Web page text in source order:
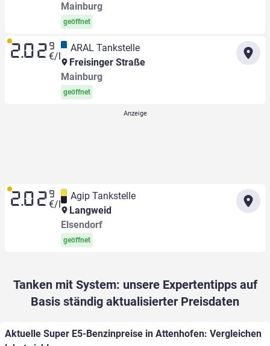
Mainburg
geöffnet
2.02 9
€/l
ARAL Tankstelle
Freisinger Straße
Mainburg
geöffnet
2.02 9
€/l
Agip Tankstelle
Langweid
Elsendorf
geöffnet
Tanken mit System: unsere Expertentipps auf
Basis ständig aktualisierter Preisdaten
Aktuelle Super E5-Benzinpreise in Attenhofen: Vergleichen